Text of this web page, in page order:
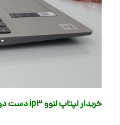
خریدار لپتاپ لنوو ip3 دست دوم در تهران به بالاترین قیمت